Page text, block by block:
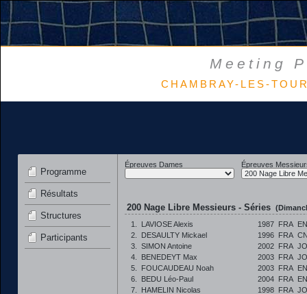
Meeting
CHAMBRAY-LES-
Programme
Résultats
Structures
Participants
Épreuves Dames Épreuves
200 Nage Libre Messieurs - Séries
1.
LAVIOSE Alexis 1987 FRA
2.
DESAULTY Mickael 1996 FRA
3.
SIMON Antoine 2002 FRA
4.
BENEDEYT Max 2003 FRA
5.
FOUCAUDEAU Noah 2003 FRA
6.
BEDU Léo-Paul 2004 FRA
7.
HAMELIN Nicolas 1998 FRA